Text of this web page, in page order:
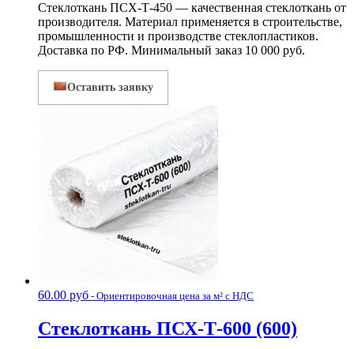
Стеклоткань ПСХ-Т-450 — качественная стеклоткань от
производителя. Материал применяется в строительстве,
промышленности и производстве стеклопластиков.
Доставка по РФ. Минимальный заказ 10 000 руб.
Оставить заявку
60.00 руб - Ориентировочная цена за м² с НДС
Стеклоткань ПСХ-Т-600 (600)